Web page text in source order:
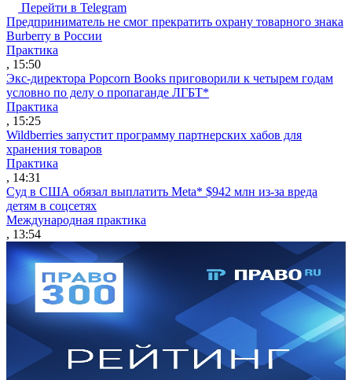
Перейти в Telegram
Предприниматель не смог прекратить охрану товарного знака
Burberry в России
Практика
, 15:50
Экс-директора Popcorn Books приговорили к четырем годам
условно по делу о пропаганде ЛГБТ*
Практика
, 15:25
Wildberries запустит программу партнерских хабов для
хранения товаров
Практика
, 14:31
Суд в США обязал выплатить Meta* $942 млн из-за вреда
детям в соцсетях
Международная практика
, 13:54